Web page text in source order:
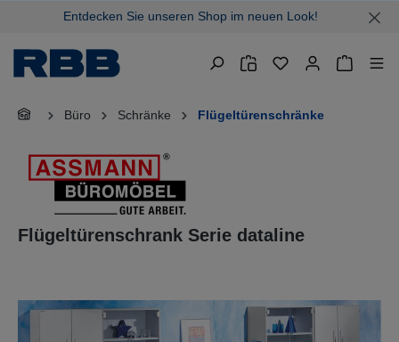
springenEntdecken Sie unseren Shop im neuen Look!
Büro Schränke Flügeltürenschränke
Flügeltürenschrank Serie dataline